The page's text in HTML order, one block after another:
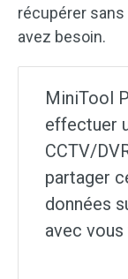
récupérer
avez besoin.
MiniTool
effectuer
CCTV/
partager
données
avec vous